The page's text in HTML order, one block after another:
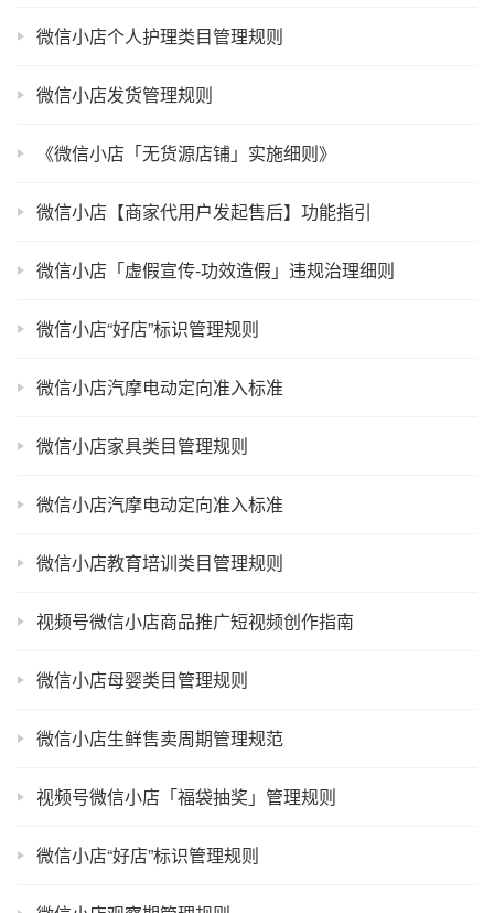
微信小店个人护理类目管理规则
微信小店发货管理规则
《微信小店「无货源店铺」实施细则》
微信小店【商家代用户发起售后】功能指引
微信小店「虚假宣传-功效造假」违规治理细则
微信小店“好店”标识管理规则
微信小店汽摩电动定向准入标准
微信小店家具类目管理规则
微信小店汽摩电动定向准入标准
微信小店教育培训类目管理规则
视频号微信小店商品推广短视频创作指南
微信小店母婴类目管理规则
微信小店生鲜售卖周期管理规范
视频号微信小店「福袋抽奖」管理规则
微信小店“好店”标识管理规则